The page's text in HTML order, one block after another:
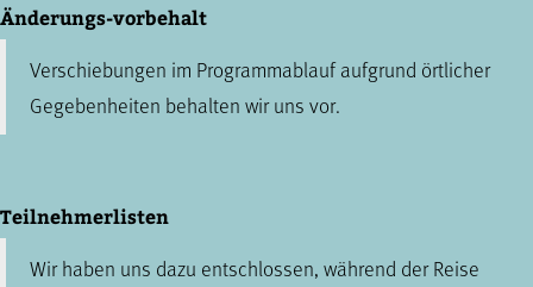
Änderungs-vorbehalt
Verschiebungen im Programmablauf aufgrund örtlicher
Gegebenheiten behalten wir uns vor.
Teilnehmerlisten
Wir haben uns dazu entschlossen, während der Reise